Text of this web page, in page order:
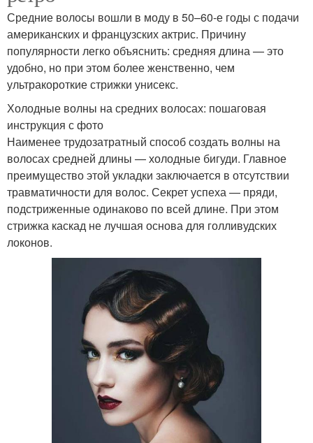
Средние волосы вошли в моду в 50–60-е годы с подачи
американских и французских актрис. Причину
популярности легко объяснить: средняя длина — это
удобно, но при этом более женственно, чем
ультракороткие стрижки унисекс.
Холодные волны на средних волосах: пошаговая
инструкция с фото
Наименее трудозатратный способ создать волны на
волосах средней длины — холодные бигуди. Главное
преимущество этой укладки заключается в отсутствии
травматичности для волос. Секрет успеха — пряди,
подстриженные одинаково по всей длине. При этом
стрижка каскад не лучшая основа для голливудских
локонов.